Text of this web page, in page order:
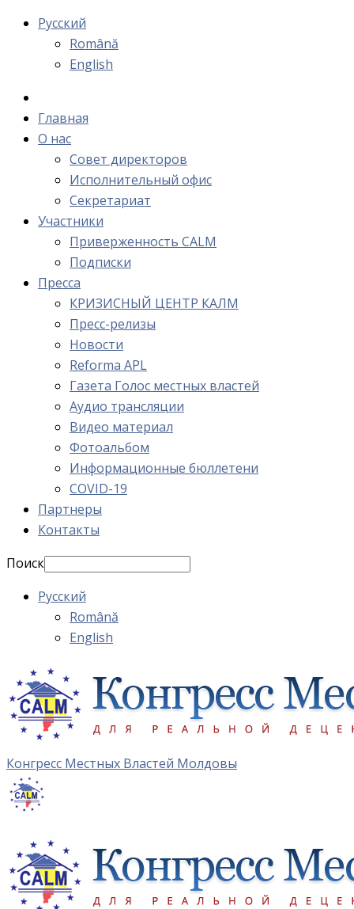
Русский
Română
English
Главная
О нас
Cовет директоров
Исполнительный офис
Cекретариат
Участники
Приверженность CALM
Подписки
Пресса
КРИЗИСНЫЙ ЦЕНТР КАЛМ
Пресс-релизы
Новости
Reforma APL
Газета Голос местных властей
Аудио трансляции
Видео материал
Фотоальбом
Информационные бюллетени
COVID-19
Партнеры
Контакты
Поиск
Русский
Română
English
Конгресс Местных Властей Молдовы